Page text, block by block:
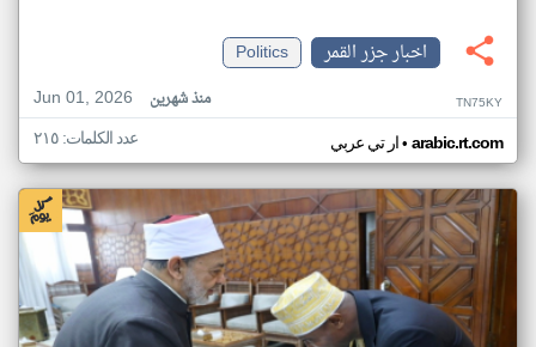
اخبار جزر القمر
Politics
Jun 01, 2026
منذ شهرين TN75KY
ار تي عربي• arabic.rt.com عدد الكلمات: ٢١٥